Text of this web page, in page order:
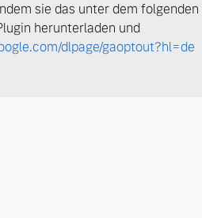
sie das unter dem folgenden
herunterladen und
dlpage/gaoptout?hl=de